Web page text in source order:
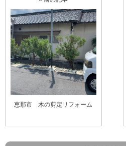
恵那市 木の剪定リフォーム